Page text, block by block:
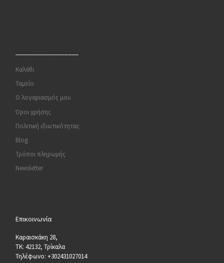
Καλάθι
Ταμείο
Ο λογαριασμός μου
Όροι χρήσης
Πολιτική ιδιωτικότητας
Blog
Τρόποι πληρωμής
Newsletter
Επικοινωνία
Καραισκάκη 28,
ΤΚ: 42132, Τρίκαλα
Τηλέφωνο: +302431027014